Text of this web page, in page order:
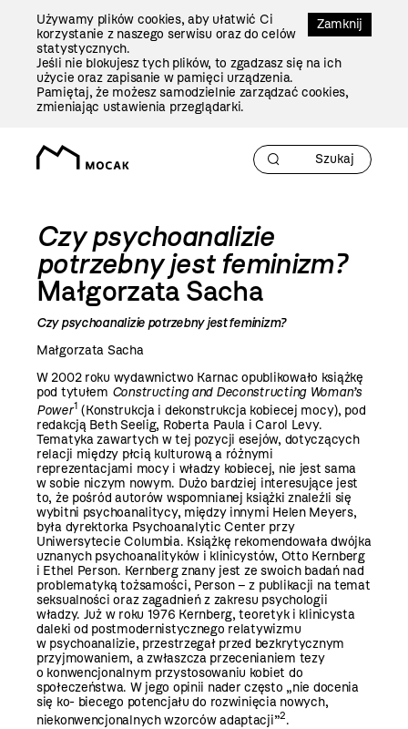
Zamknij
Używamy plików cookies, aby ułatwić Ci
korzystanie z naszego serwisu oraz do celów
statystycznych.
Jeśli nie blokujesz tych plików, to zgadzasz się na ich
użycie oraz zapisanie w pamięci urządzenia.
Pamiętaj, że możesz samodzielnie zarządzać cookies,
zmieniając ustawienia przeglądarki.
Czy psychoanalizie
potrzebny jest feminizm?
Małgorzata Sacha
Czy psychoanalizie potrzebny jest feminizm?
Małgorzata Sacha
W 2002 roku wydawnictwo Karnac opublikowało książkę
pod tytułem Constructing and Deconstructing Woman’s
Power1 (Konstrukcja i dekonstrukcja kobiecej mocy), pod
redakcją Beth Seelig, Roberta Paula i Carol Levy.
Tematyka zawartych w tej pozycji esejów, dotyczących
relacji między płcią kulturową a różnymi
reprezentacjami mocy i władzy kobiecej, nie jest sama
w sobie niczym nowym. Dużo bardziej interesujące jest
to, że pośród autorów wspomnianej książki znaleźli się
wybitni psychoanalitycy, między innymi Helen Meyers,
była dyrektorka Psychoanalytic Center przy
Uniwersytecie Columbia. Książkę rekomendowała dwójka
uznanych psychoanalityków i klinicystów, Otto Kernberg
i Ethel Person. Kernberg znany jest ze swoich badań nad
problematyką tożsamości, Person – z publikacji na temat
seksualności oraz zagadnień z zakresu psychologii
władzy. Już w roku 1976 Kernberg, teoretyk i klinicysta
daleki od postmodernistycznego relatywizmu
w psychoanalizie, przestrzegał przed bezkrytycznym
przyjmowaniem, a zwłaszcza przecenianiem tezy
o konwencjonalnym przystosowaniu kobiet do
społeczeństwa. W jego opinii nader często „nie docenia
się ko- biecego potencjału do rozwinięcia nowych,
niekonwencjonalnych wzorców adaptacji”2.